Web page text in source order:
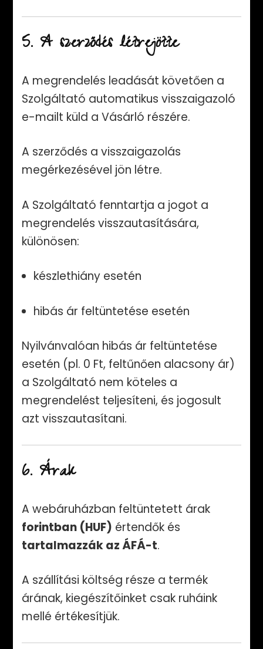
5. A szerződés létrejötte
A megrendelés leadását követően a
Szolgáltató automatikus visszaigazoló
e-mailt küld a Vásárló részére.
A szerződés a visszaigazolás
megérkezésével jön létre.
A Szolgáltató fenntartja a jogot a
megrendelés visszautasítására,
különösen:
készlethiány esetén
hibás ár feltüntetése esetén
Nyilvánvalóan hibás ár feltüntetése
esetén (pl. 0 Ft, feltűnően alacsony ár)
a Szolgáltató nem köteles a
megrendelést teljesíteni, és jogosult
azt visszautasítani.
6. Árak
A webáruházban feltüntetett árak
forintban (HUF) értendők és
tartalmazzák az ÁFÁ-t.
A szállítási költség része a termék
árának, kiegészítőinket csak ruháink
mellé értékesítjük.